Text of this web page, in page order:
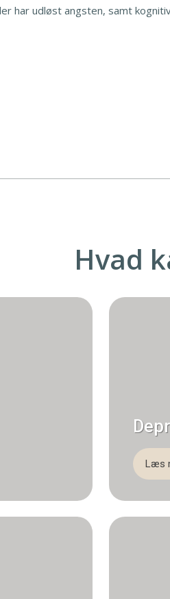
har udløst angsten, samt
Hvad
Læs